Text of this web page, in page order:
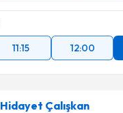
11:15 12:00
Çalışkan